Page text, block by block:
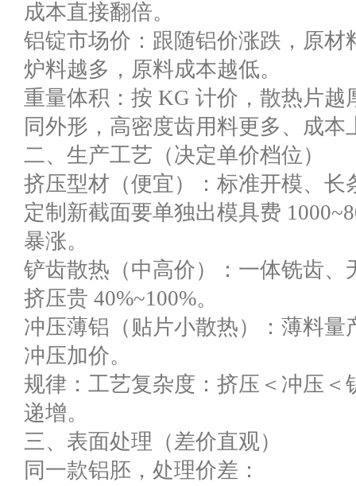
成本直接翻倍。
铝锭市场价：跟随铝价涨跌，原材
炉料越多，原料成本越低。
重量体积：按 KG 计价，散热片
同外形，高密度齿用料更多、成本
二、生产工艺（决定单价档位）
挤压型材（便宜）：标准开模、
定制新截面要单独出模具费
暴涨。
铲齿散热（中高价）：一体铣齿
挤压贵 40%~100%。
冲压薄铝（贴片小散热）：薄料
冲压加价。
规律：工艺复杂度：挤压＜冲压＜
递增。
三、表面处理（差价直观）
同一款铝胚，处理价差：